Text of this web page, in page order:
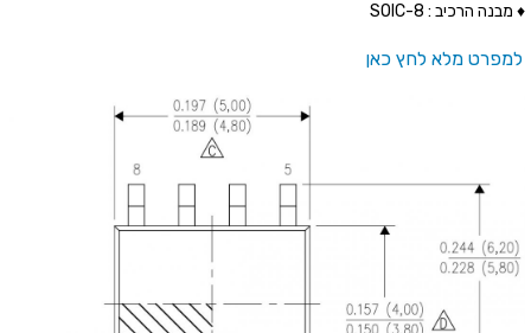
♦ מבנה הרכיב : SOIC-8
למפרט מלא לחץ כאן